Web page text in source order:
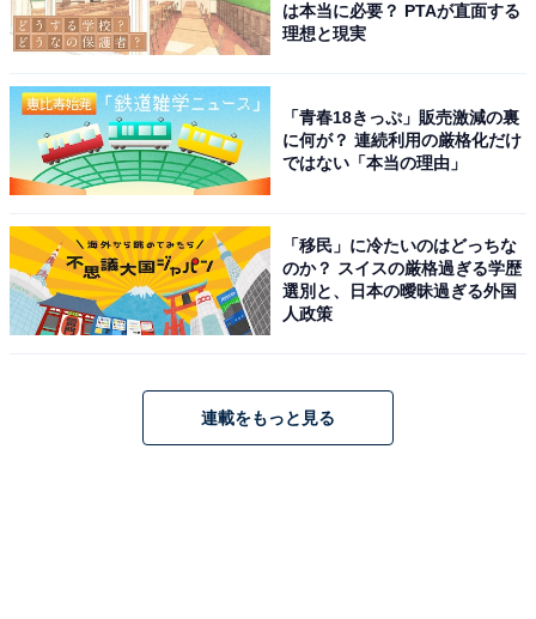
は本当に必要？ PTAが直面する
理想と現実
「青春18きっぷ」販売激減の裏
に何が？ 連続利用の厳格化だけ
ではない「本当の理由」
「移民」に冷たいのはどっちな
のか？ スイスの厳格過ぎる学歴
選別と、日本の曖昧過ぎる外国
人政策
連載をもっと見る